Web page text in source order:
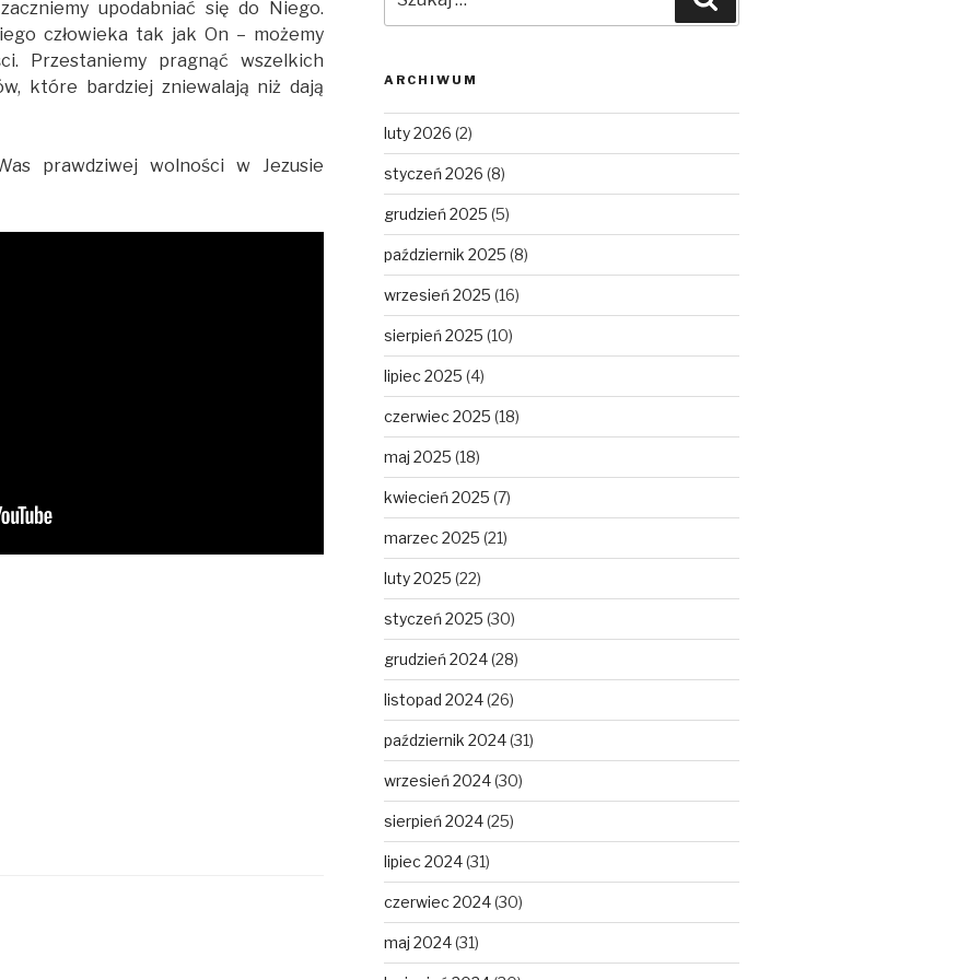
upodabniać się do Niego.
człowieka tak jak On – możemy
Przestaniemy pragnąć wszelkich
które bardziej zniewalają niż dają
prawdziwej wolności w Jezusie
ARCHIWUM
luty 2026 (2)
styczeń 2026 (8)
grudzień 2025 (5)
październik 2025 (8)
wrzesień 2025 (16)
sierpień 2025 (10)
lipiec 2025 (4)
czerwiec 2025 (18)
maj 2025 (18)
kwiecień 2025 (7)
marzec 2025 (21)
luty 2025 (22)
styczeń 2025 (30)
grudzień 2024(28)
listopad 2024(26)
październik 2024(31)
wrzesień 2024(30)
sierpień 2024(25)
lipiec 2024(31)
czerwiec 2024(30)
maj 2024(31)